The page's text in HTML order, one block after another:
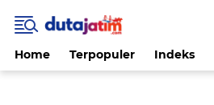
Home Terpopuler Indeks